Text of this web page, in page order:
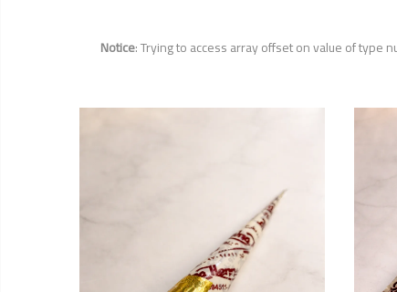
Notice: Trying to access array offset on value of type